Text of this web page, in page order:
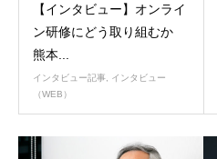
【インタビュー】オンライ
ン研修にどう取り組むか
熊本...
インタビュー記事
インタビュー
（WEB）